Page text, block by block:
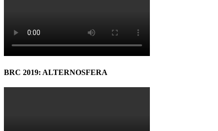
BRC 2019: ALTERNOSFERA